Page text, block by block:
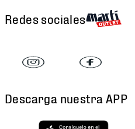
Redes sociales
Descarga nuestra APP